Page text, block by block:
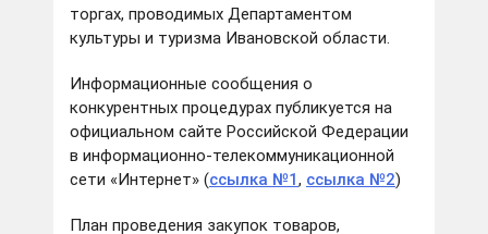
торгах, проводимых Департаментом
культуры и туризма Ивановской области.
Информационные сообщения о
конкурентных процедурах публикуется на
официальном сайте Российской Федерации
в информационно-телекоммуникационной
сети «Интернет» (ссылка №1, ссылка №2)
План проведения закупок товаров,